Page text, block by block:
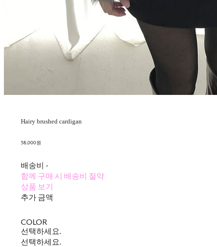
Hairy brushed cardigan
58,000원
배송비 -
함께 구매 시 배송비 절약
상품 보기
추가 금액
COLOR
선택하세요.
선택하세요.